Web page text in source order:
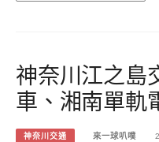
神奈川江之島
車、湘南單軌
神奈川交通 來一球叭噗